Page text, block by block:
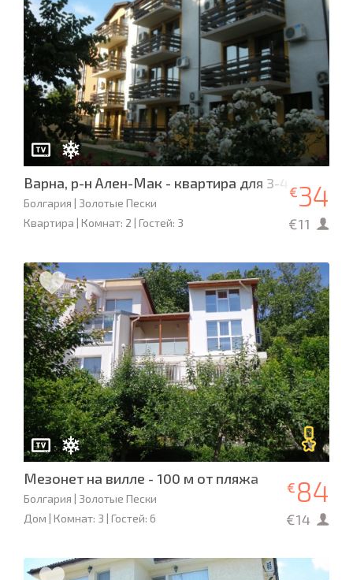
Варна, р-н Ален-Мак - квартира для 3-4 человек
Болгария | Золотые Пески
Квартира | Комнат: 2 | Гостей: 3
€34
€11
Мезонет на вилле - 100 м от пляжа
Болгария | Золотые Пески
Дом | Комнат: 3 | Гостей: 6
€ 84
€14